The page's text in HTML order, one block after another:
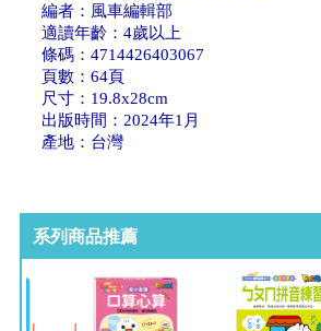
編者：風車編輯部
適讀年齡：4歲以上
條碼：4714426403067
頁數：64頁
尺寸：19.8x28cm
出版時間：2024年1月
產地：台灣
系列商品推薦